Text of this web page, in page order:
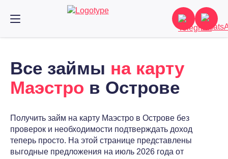
Все займы на карту
Маэстро в Острове
Получить займ на карту Маэстро в Острове без
проверок и необходимости подтверждать доход
теперь просто. На этой странице представлены
выгодные предложения на июль 2026 года от